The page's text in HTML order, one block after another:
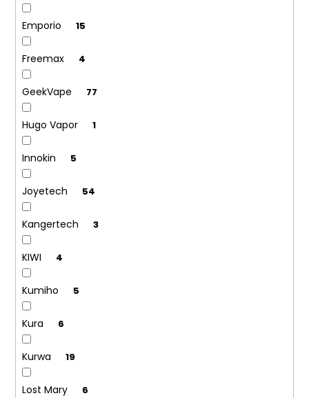
Emporio 15
Freemax 4
GeekVape 77
Hugo Vapor 1
Innokin 5
Joyetech 54
Kangertech 3
KIWI 4
Kumiho 5
Kura 6
Kurwa 19
Lost Mary 6